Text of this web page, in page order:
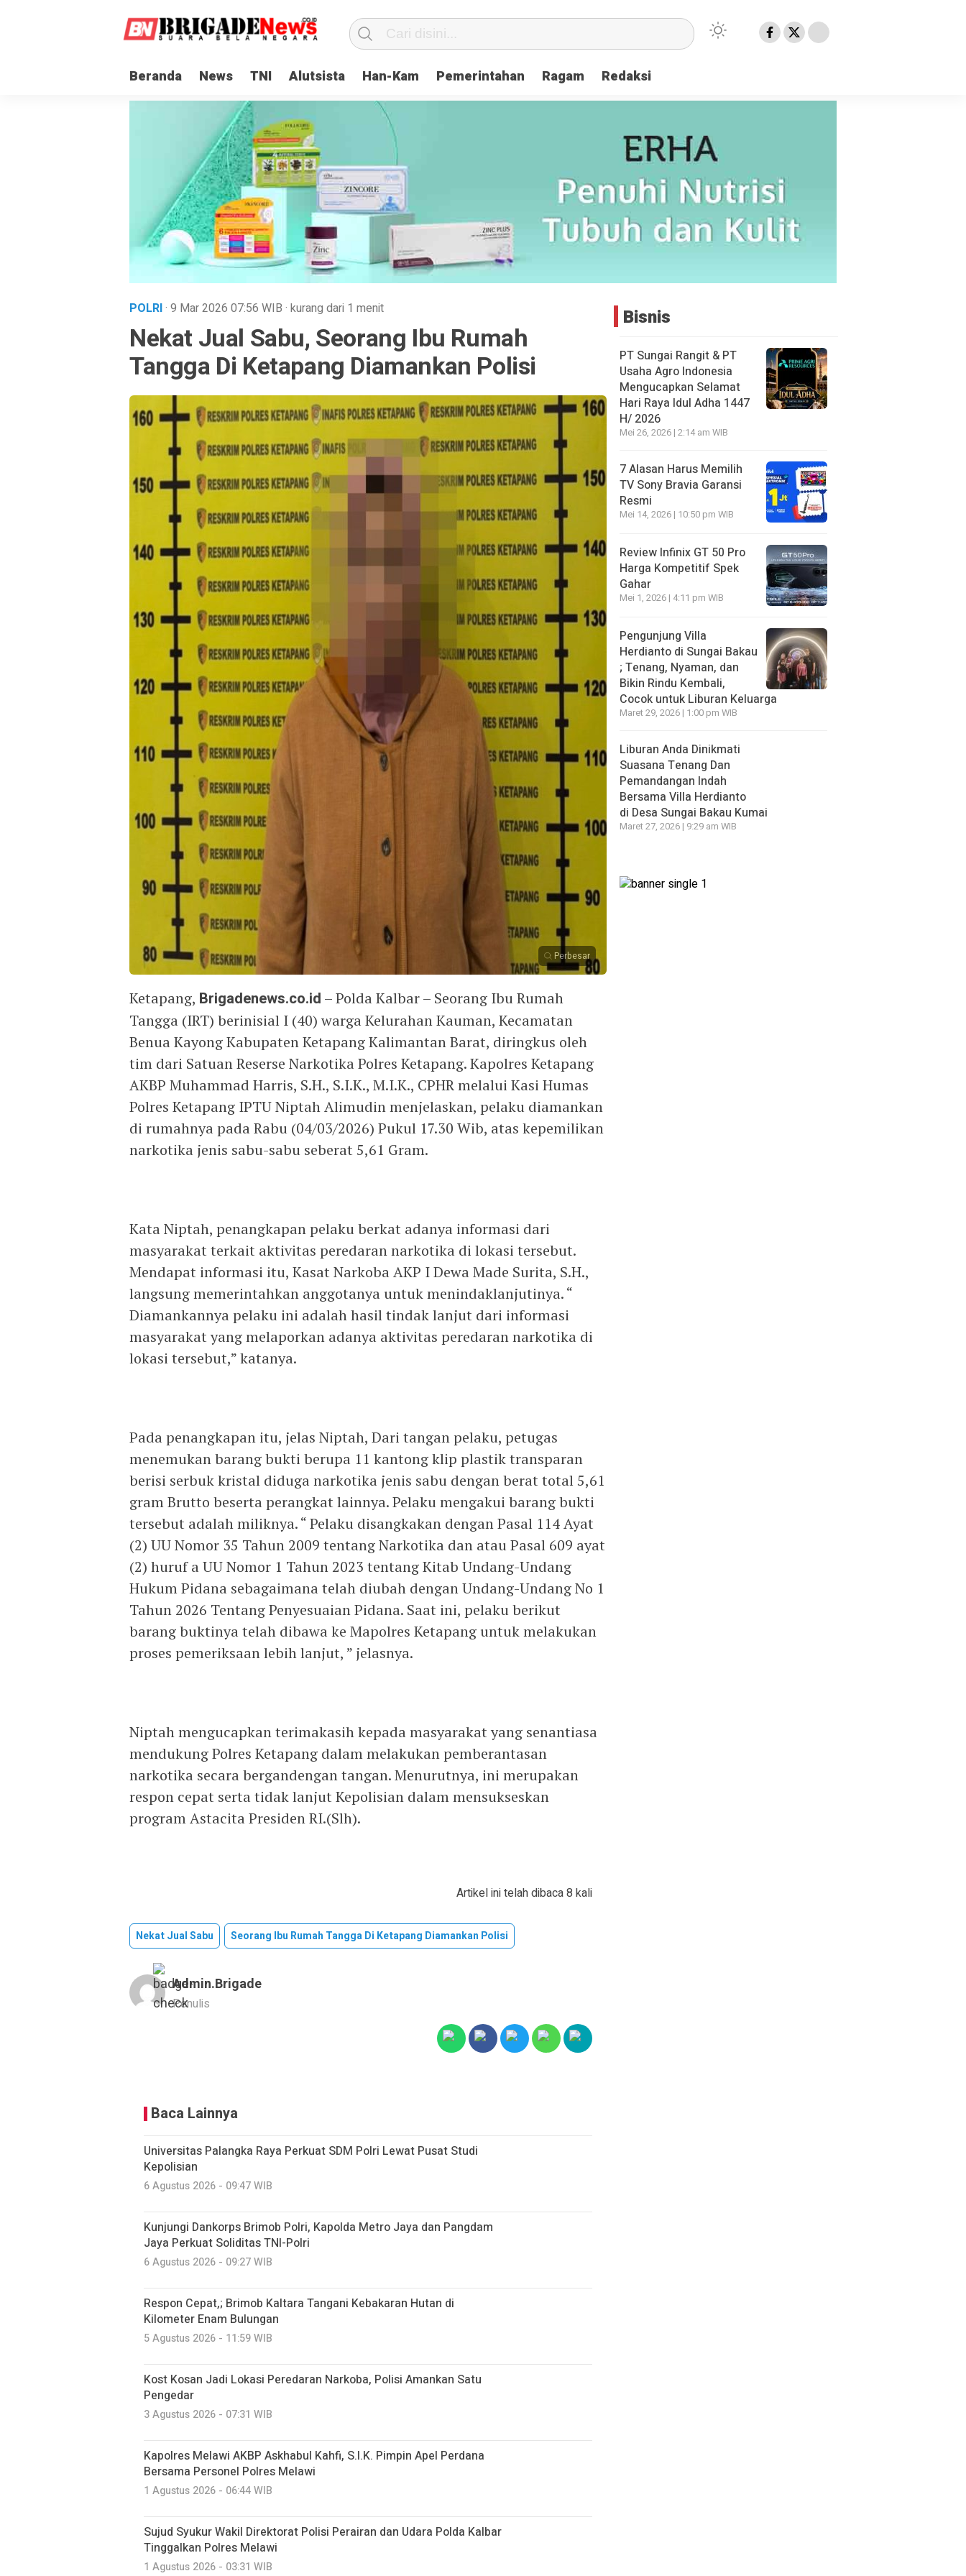
Beranda News TNI Alutsista Han-Kam Pemerintahan Ragam Redaksi
POLRI· 9 Mar 2026 07:56 WIB · kurang dari 1 menit
Nekat Jual Sabu, Seorang Ibu Rumah
Tangga Di Ketapang Diamankan Polisi
Perbesar
Ketapang, Brigadenews.co.id – Polda Kalbar – Seorang Ibu Rumah
Tangga (IRT) berinisial I (40) warga Kelurahan Kauman, Kecamatan
Benua Kayong Kabupaten Ketapang Kalimantan Barat, diringkus oleh
tim dari Satuan Reserse Narkotika Polres Ketapang. Kapolres Ketapang
AKBP Muhammad Harris, S.H., S.I.K., M.I.K., CPHR melalui Kasi Humas
Polres Ketapang IPTU Niptah Alimudin menjelaskan, pelaku diamankan
di rumahnya pada Rabu (04/03/2026) Pukul 17.30 Wib, atas kepemilikan
narkotika jenis sabu-sabu seberat 5,61 Gram.
Kata Niptah, penangkapan pelaku berkat adanya informasi dari
masyarakat terkait aktivitas peredaran narkotika di lokasi tersebut.
Mendapat informasi itu, Kasat Narkoba AKP I Dewa Made Surita, S.H.,
langsung memerintahkan anggotanya untuk menindaklanjutinya. “
Diamankannya pelaku ini adalah hasil tindak lanjut dari informasi
masyarakat yang melaporkan adanya aktivitas peredaran narkotika di
lokasi tersebut,” katanya.
Pada penangkapan itu, jelas Niptah, Dari tangan pelaku, petugas
menemukan barang bukti berupa 11 kantong klip plastik transparan
berisi serbuk kristal diduga narkotika jenis sabu dengan berat total 5,61
gram Brutto beserta perangkat lainnya. Pelaku mengakui barang bukti
tersebut adalah miliknya. “ Pelaku disangkakan dengan Pasal 114 Ayat
(2) UU Nomor 35 Tahun 2009 tentang Narkotika dan atau Pasal 609 ayat
(2) huruf a UU Nomor 1 Tahun 2023 tentang Kitab Undang-Undang
Hukum Pidana sebagaimana telah diubah dengan Undang-Undang No 1
Tahun 2026 Tentang Penyesuaian Pidana. Saat ini, pelaku berikut
barang buktinya telah dibawa ke Mapolres Ketapang untuk melakukan
proses pemeriksaan lebih lanjut, ” jelasnya.
Niptah mengucapkan terimakasih kepada masyarakat yang senantiasa
mendukung Polres Ketapang dalam melakukan pemberantasan
narkotika secara bergandengan tangan. Menurutnya, ini merupakan
respon cepat serta tidak lanjut Kepolisian dalam mensukseskan
program Astacita Presiden RI.(Slh).
Artikel ini telah dibaca 8 kali
Nekat Jual Sabu Seorang Ibu Rumah Tangga Di Ketapang Diamankan Polisi
Admin.brigade
Penulis
Baca Lainnya
Universitas Palangka Raya Perkuat SDM Polri Lewat Pusat Studi
Kepolisian
6 Agustus 2026 - 09:47 WIB
Kunjungi Dankorps Brimob Polri, Kapolda Metro Jaya dan Pangdam
Jaya Perkuat Soliditas TNI-Polri
6 Agustus 2026 - 09:27 WIB
Respon Cepat,; Brimob Kaltara Tangani Kebakaran Hutan di
Kilometer Enam Bulungan
5 Agustus 2026 - 11:59 WIB
Kost Kosan Jadi Lokasi Peredaran Narkoba, Polisi Amankan Satu
Pengedar
3 Agustus 2026 - 07:31 WIB
Kapolres Melawi AKBP Askhabul Kahfi, S.I.K. Pimpin Apel Perdana
Bersama Personel Polres Melawi
1 Agustus 2026 - 06:44 WIB
Sujud Syukur Wakil Direktorat Polisi Perairan dan Udara Polda Kalbar
Tinggalkan Polres Melawi
1 Agustus 2026 - 03:31 WIB
Bisnis
PT Sungai Rangit & PT
Usaha Agro Indonesia
Mengucapkan Selamat
Hari Raya Idul Adha 1447
H/ 2026
Mei 26, 2026 | 2:14 am WIB
7 Alasan Harus Memilih
TV Sony Bravia Garansi
Resmi
Mei 14, 2026 | 10:50 pm WIB
Review Infinix GT 50 Pro
Harga Kompetitif Spek
Gahar
Mei 1, 2026 | 4:11 pm WIB
Pengunjung Villa
Herdianto di Sungai Bakau
; Tenang, Nyaman, dan
Bikin Rindu Kembali,
Cocok untuk Liburan Keluarga
Maret 29, 2026 | 1:00 pm WIB
Liburan Anda Dinikmati
Suasana Tenang Dan
Pemandangan Indah
Bersama Villa Herdianto
di Desa Sungai Bakau Kumai
Maret 27, 2026 | 9:29 am WIB